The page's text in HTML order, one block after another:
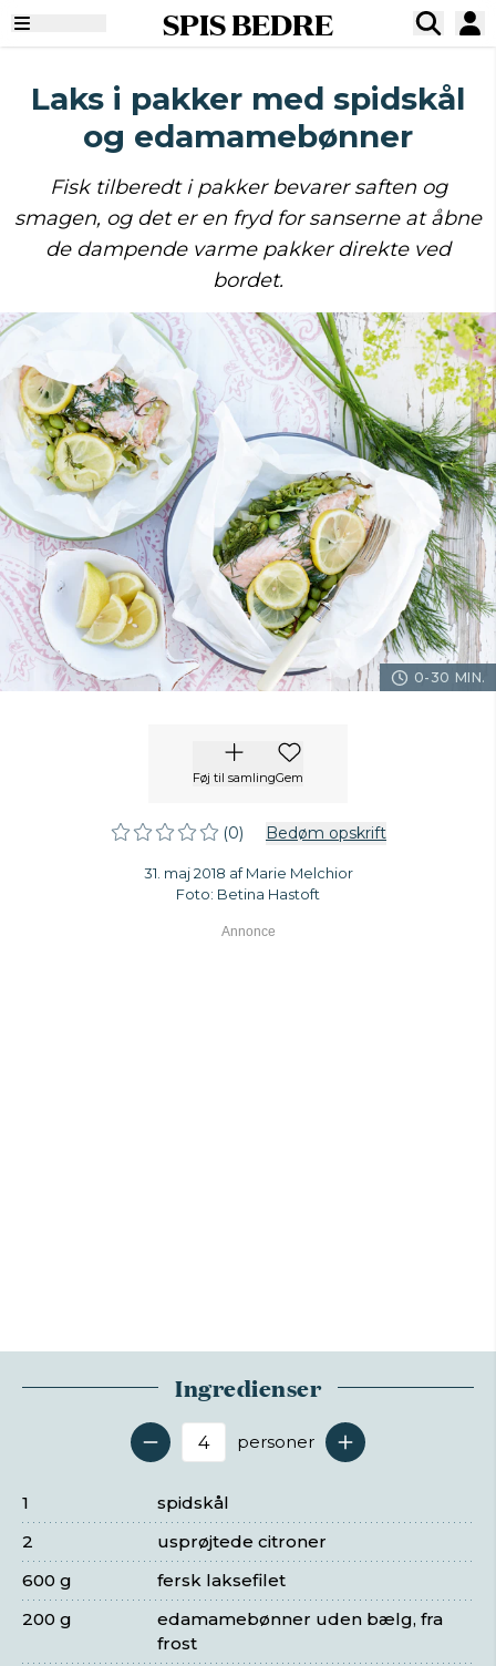
SPIS BEDRE
Laks i pakker med spidskål
og edamamebønner
Fisk tilberedt i pakker bevarer saften og
smagen, og det er en fryd for sanserne at åbne
de dampende varme pakker direkte ved
bordet.
0-30 MIN.
Føj til samlingGem
(0) Bedøm opskrift
31. maj 2018 af Marie Melchior
Foto: Betina Hastoft
Ingredienser
Antal serveringer
personer
spidskål
1
usprøjtede citroner
2
fersk laksefilet
600 g
edamamebønner uden bælg, fra
frost
200 g